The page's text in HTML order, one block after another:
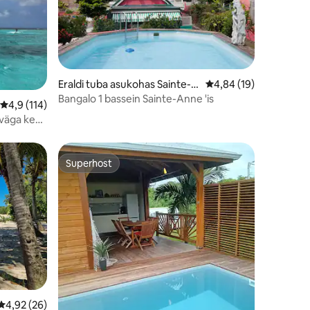
Keskmine hinnang 4,9/5, 114 hinnangut
4,9 (114)
kena
Eraldi tuba asukohas Sainte-A
nne
Keskmine hinnang
4,84 (19)
Bangalo 1 bassein Sainte-Anne 'is
hinnang 4,92/5, 26 hinnangut
4,92 (26)
Superhost
Superhost